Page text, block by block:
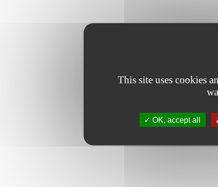
This site uses cookies
OK, accept all